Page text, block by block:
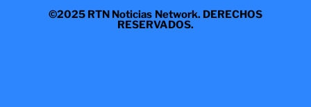
©2025 RTN Noticias Network. DERECHOS
RESERVADOS.